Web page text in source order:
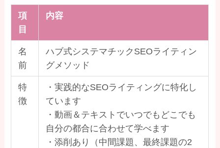
項
目
内容
名
前
ハブ式システマチックSEOライティン
グメソッド
特
徴
・実践的なSEOライティングに特化し
ています
・動画＆テキストでいつでもどこでも
自分の都合に合わせて学べます
・添削あり（中間課題、最終課題の2